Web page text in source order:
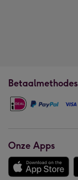
Betaalmethodes
Onze Apps